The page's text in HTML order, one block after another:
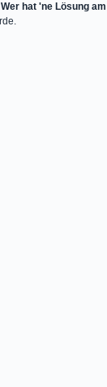
Wer hat 'ne Lösung am